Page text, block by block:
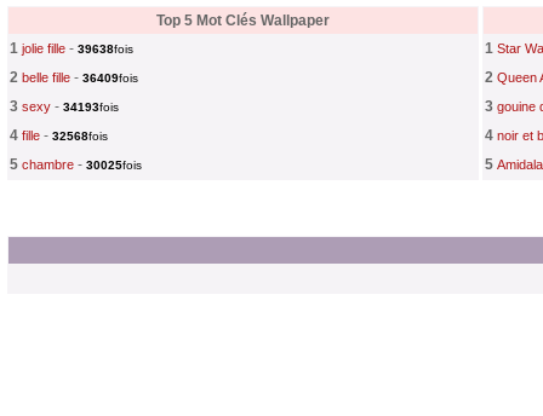
Top 5 Mot Clés Wallpaper
1 jolie fille - 39638fois
2 belle fille - 36409fois
3 sexy - 34193fois
4 fille - 32568fois
5 chambre - 30025fois
1 Star
2 Queen
3 gouine
4 noir et
5